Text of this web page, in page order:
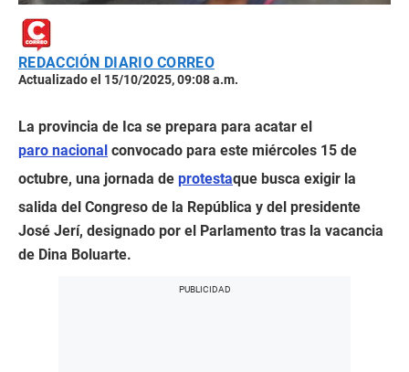
REDACCIÓN DIARIO CORREO
Actualizado el 15/10/2025, 09:08 a.m.
La provincia de Ica se prepara para acatar el
paro nacional convocado para este miércoles 15 de
octubre, una jornada de protestaque busca exigir la
salida del Congreso de la República y del presidente
José Jerí, designado por el Parlamento tras la vacancia
de Dina Boluarte.